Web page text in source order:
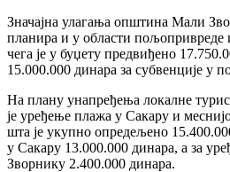
Значајна улагања општина Мали
планира и у области пољопривреде
чега је у буџету предвиђено
15.000.000 динара за субвенције у
На плану унапређења локалне
је уређење плажа у Сакару и
шта је укупно опредељено
у Сакару 13.000.000 динара, а за
Зворнику 2.400.000 динара.